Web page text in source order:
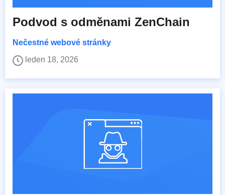
Podvod s odměnami ZenChain
Nečestné webové stránky
leden 18, 2026